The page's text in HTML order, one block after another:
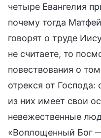
четыре Евангелия
почему тогда
говорят о труде
не считаете, то
повествования о
отрекся от
из них имеет свои
невежественные
«Воплощенный Бог